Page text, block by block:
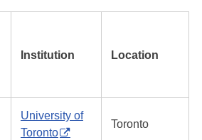
Institution Location
University of
Toronto
Toronto